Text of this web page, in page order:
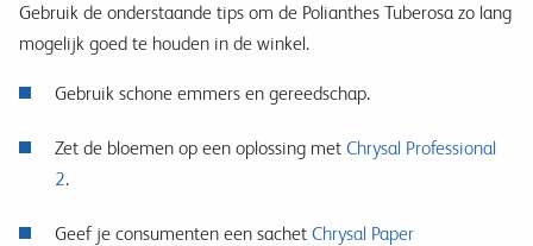
Gebruik de onderstaande tips om de Polianthes Tuberosa zo lang
mogelijk goed te houden in de winkel.
Gebruik schone emmers en gereedschap.
Zet de bloemen op een oplossing met Chrysal Professional
2.
Geef je consumenten een sachet Chrysal Paper